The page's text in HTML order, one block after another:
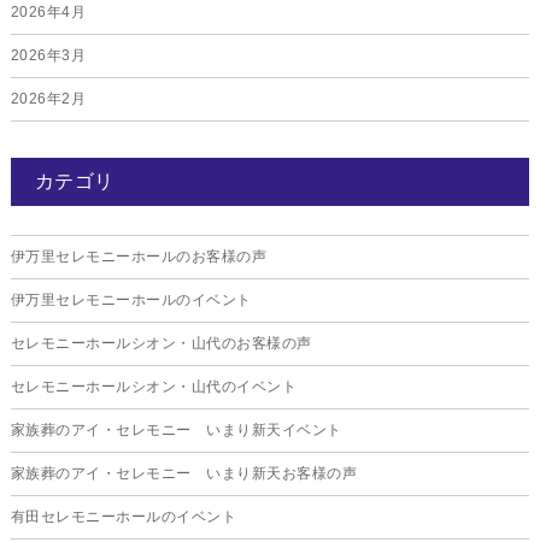
2026年4月
2026年3月
2026年2月
2025年12月
カテゴリ
伊万里セレモニーホールのお客様の声
伊万里セレモニーホールのイベント
セレモニーホールシオン・山代のお客様の声
セレモニーホールシオン・山代のイベント
家族葬のアイ・セレモニー いまり新天イベント
家族葬のアイ・セレモニー いまり新天お客様の声
有田セレモニーホールのイベント